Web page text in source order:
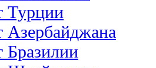
Турции
Азербайджана
Бразилии